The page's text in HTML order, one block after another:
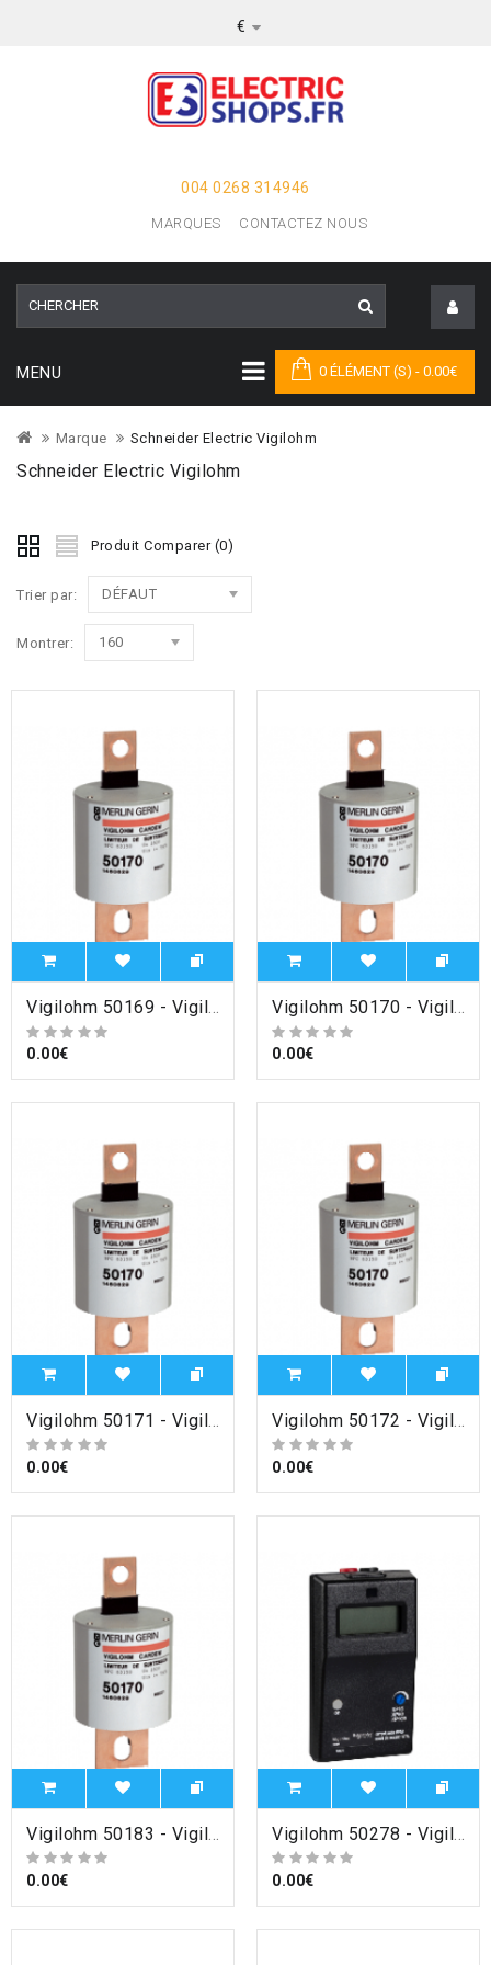
€
004 0268 314946
MARQUES CONTACTEZ NOUS
0 ÉLÉMENT (S) - 0.00€
MENU
Marque Schneider Electric Vigilohm
Schneider Electric Vigilohm
Produit Comparer (0)
Trier par: DÉFAUT
Montrer: 160
Vigilohm 50169 - Vigilohm - auxiliaire Socle pour cartouche Cardew C , Schneider Electric
0.00€
Vigilohm 50170 - Vigilohm - auxiliaire Cartouche Cardew - type 250V , Schneider Electric
0.00€
Vigilohm 50171 - Vigilohm - auxiliaire Cartouche Cardew - type 440V , Schneider Electric
0.00€
Vigilohm 50172 - Vigilohm - auxiliaire Cartouche Cardew - type 660V , Schneider Electric
0.00€
0.00€ 0.00€